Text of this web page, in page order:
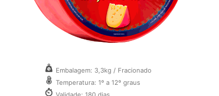
Embalagem: 3,3kg / Fracionado
Temperatura: 1º a 12º graus